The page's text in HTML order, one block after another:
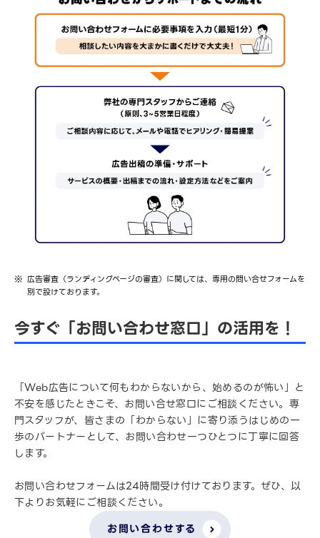
広告審査（ランディングページの審査）に関しては、専用の問い合せフォームを
別で設けております。
今すぐ「お問い合わせ窓口」の活用を！
「Web広告について何もわからないから、始めるのが怖い」と
不安を感じたときこそ、お問い合せ窓口にご相談ください。専
門スタッフが、皆さまの「わからない」に寄り添うはじめの一
歩のパートナーとして、お問い合わせ一つひとつに丁寧に回答
します。
お問い合わせフォームは24時間受け付けております。ぜひ、以
下よりお気軽にご相談ください。
お問い合わせする